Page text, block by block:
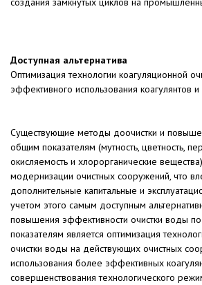
Доступная альтернатива
Оптимизация технологии коагуляционной
эффективного использования коагулянтов
Существующие методы доочистки и
общим показателям (мутность, цветность,
окисляемость и хлорорганические
модернизации очистных сооружений, что
дополнительные капитальные и
учетом этого самым доступным
повышения эффективности очистки воды
показателям является оптимизация
очистки воды на действующих очистных
использования более эффективных
совершенствования технологического